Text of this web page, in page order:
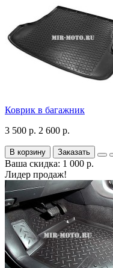
Коврик в багажник
3 500 р. 2 600 р.
В корзину Заказать
Ваша скидка: 1 000 р.
Лидер продаж!